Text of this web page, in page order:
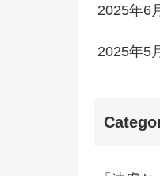
2025年6
2025年5